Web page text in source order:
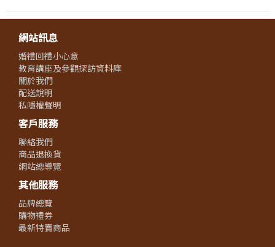
網站訊息
婚禮回禮小心意
教育講座及參觀探訪資料庫
關於我們
配送說明
私隱權聲明
客戶服務
聯絡我們
商品退換貨
網站總導覽
其他服務
品牌總覽
購物禮券
最新特賣商品